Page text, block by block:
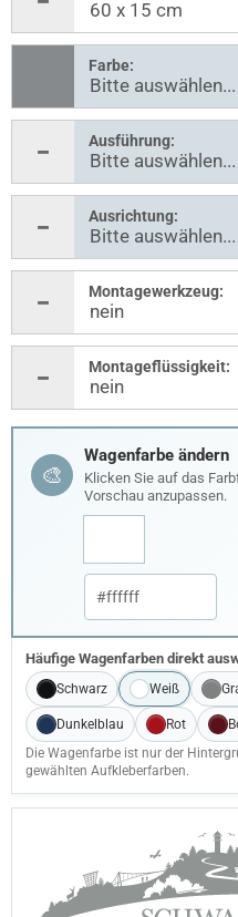
Farbe:
Ausführung:
Ausrichtung:
Montagewerkzeug:
Montageflüssigkeit:
🎨
Wagenfarbe ändern
Klicken Sie auf das
Vorschau anzupassen.
Häufige Wagenfarben direkt
Schwarz Weiß
Dunkelblau Rot
Die Wagenfarbe ist nur der
gewählten Aufkleberfarben.